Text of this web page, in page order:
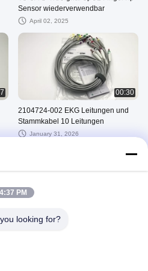
Sensor wiederverwendbar
April 02, 2025
00:30
2104724-002 EKG Leitungen und
Stammkabel 10 Leitungen
January 31, 2026
ND-611V Defibrillator-Paddel
4:37 PM
looking for?